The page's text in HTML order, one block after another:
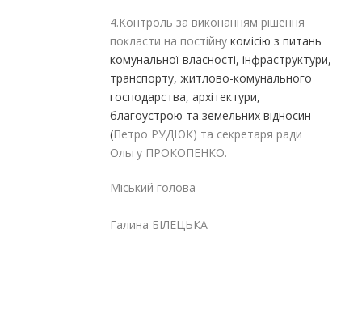
4.Контроль за виконанням рішення
покласти на постійну комісію з питань
комунальної власності, інфраструктури,
транспорту, житлово-комунального
господарства, архітектури,
благоустрою та земельних відносин
(Петро РУДЮК) та секретаря ради
Ольгу ПРОКОПЕНКО.
Міський голова
Галина БІЛЕЦЬКА